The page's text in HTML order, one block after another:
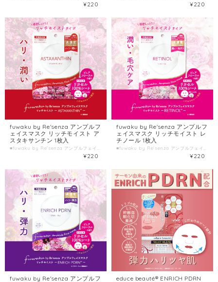
¥220 ¥220
fuwaku by Re'senza アンプルフ
ェイスマスク リッチモイスト ア
スタキサンチン 1枚入
■fuwaku by Re'senza アンプルフェイスマスク リッチモイスト アスタキサンチン ■種類別名称 シート状フェイスマスク ■容量 1枚入(美容液23mL) ■製造国 日本 ■製造販売元 株式会社HORIZON
¥220
fuwaku by Re'senza アンプルフ
ェイスマスク リッチモイスト レ
チノール 1枚入
■fuwaku by Re'senza アンプルフェイスマスク リッチモイスト レチノール ■種類別名称 シート状フェイスマスク ■容量 1枚入(美容液23mL) ■製造国 日本 ■製造販売元 株式会社HORIZON
¥220
fuwaku by Re'senza アンプルフ
educe beauté® ENRICH PDRN